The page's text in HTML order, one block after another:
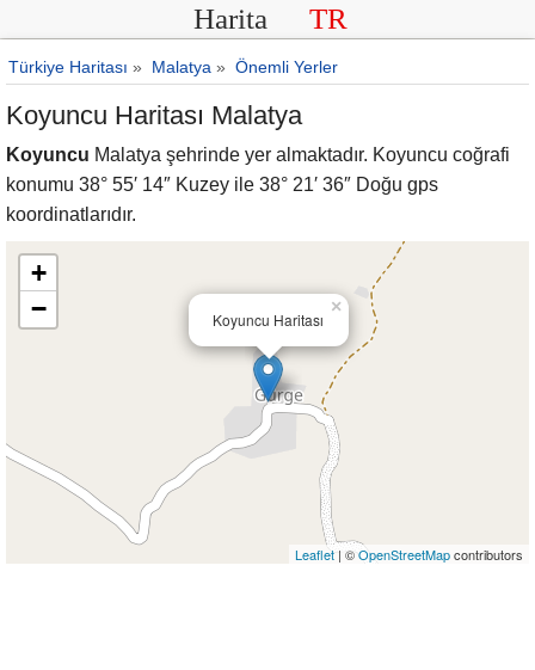
Harita TR
Türkiye Haritası » Malatya » Önemli Yerler
Koyuncu Haritası Malatya
Koyuncu Malatya şehrinde yer almaktadır. Koyuncu coğrafi
konumu 38° 55′ 14″ Kuzey ile 38° 21′ 36″ Doğu gps
koordinatlarıdır.
Koyuncu Haritası
×
+
−
Leaflet | ©OpenStreetMapcontributors